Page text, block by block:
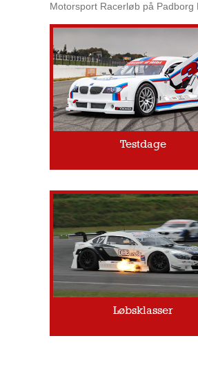
Motorsport Racerløb på
Testdage
Løbsklasser